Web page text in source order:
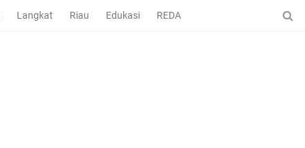
Langkat Riau Edukasi REDAKSI